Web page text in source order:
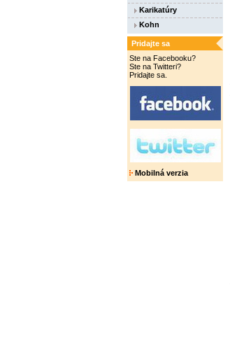
Karikatúry
Kohn
Pridajte sa
Ste na Facebooku?
Ste na Twitteri?
Pridajte sa.
Mobilná verzia